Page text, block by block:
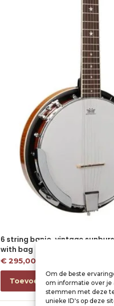
Om de beste
om informatie over je
stemmen met deze
unieke ID's op deze
6 string banjo, vintage
with bag
€295,00
Toevoegen aan